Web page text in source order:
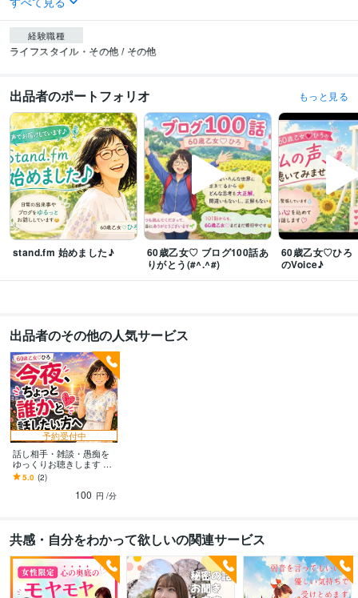
経験職種
ライフスタイル・その他 / その他
出品者のポートフォリオ もっと見る
stand.fm 始めました♪
60歳乙女♡ ブログ100話あ
りがとう(#^.^#)
60歳乙女♡ひ
のVoice♪
出品者のその他の人気サービス
予約受付中
話し相手・雑談・愚痴を
ゆっくりお聴きします 誰
かと少し話したい夜、安
心してお電話ください
5.0 (2)
100 円 /分
共感・自分をわかって欲しいの関連サービス